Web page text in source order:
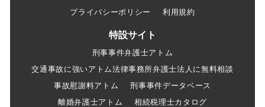
プライバシーポリシー 利用規約
特設サイト
刑事事件弁護士アトム
交通事故に強いアトム法律事務所弁護士法人に無料相談
事故慰謝料アトム
刑事事件データベース
離婚弁護士アトム
相続税理士カタログ